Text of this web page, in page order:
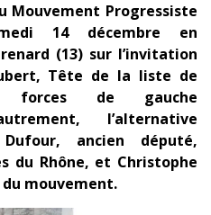
Mouvement Progressiste
14 décembre en
(13) sur l’invitation
Tête de la liste de
forces de gauche
l’alternative
ancien député,
du Rhône, et Christophe
mouvement.